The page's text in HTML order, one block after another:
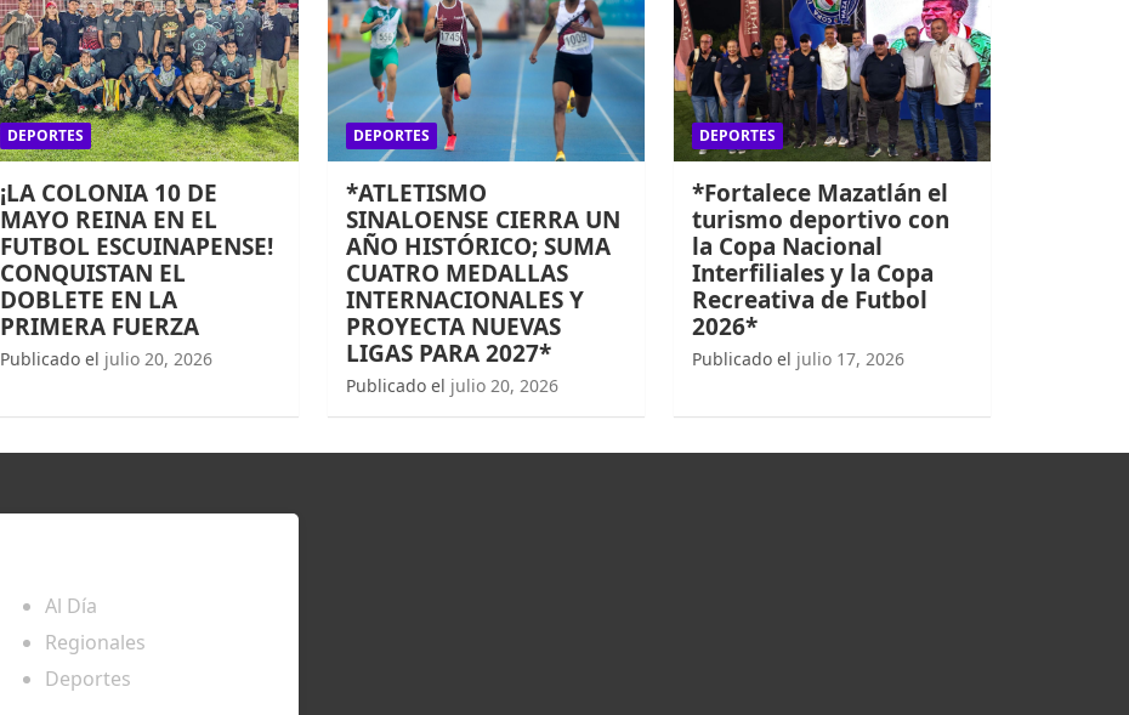
DEPORTES
¡LA COLONIA 10 DE
MAYO REINA EN EL
FUTBOL ESCUINAPENSE!
CONQUISTAN EL
DOBLETE EN LA
PRIMERA FUERZA
Publicado el julio 20, 2026
DEPORTES
*ATLETISMO
SINALOENSE CIERRA UN
AÑO HISTÓRICO; SUMA
CUATRO MEDALLAS
INTERNACIONALES Y
PROYECTA NUEVAS
LIGAS PARA 2027*
Publicado el julio 20, 2026
DEPORTES
*Fortalece Mazatlán el
turismo deportivo con
la Copa Nacional
Interfiliales y la Copa
Recreativa de Futbol
2026*
Publicado el julio 17, 2026
Al Día
Regionales
Deportes